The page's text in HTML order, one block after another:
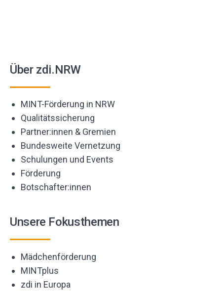
Über zdi.NRW
MINT-Förderung in NRW
Qualitätssicherung
Partner:innen & Gremien
Bundesweite Vernetzung
Schulungen und Events
Förderung
Botschafter:innen
Unsere Fokusthemen
Mädchenförderung
MINTplus
zdi in Europa